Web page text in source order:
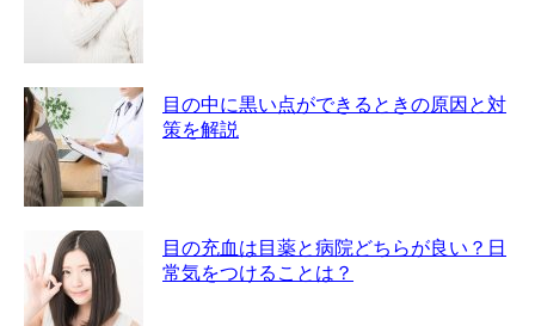
目の中に黒い点ができるときの原因と対
策を解説
目の充血は目薬と病院どちらが良い？日
常気をつけることは？